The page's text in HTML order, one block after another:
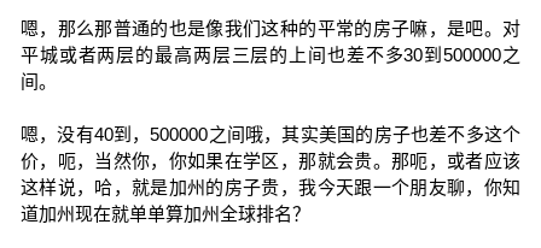
嗯，那么那普通的也是像我们这种的平常的房子嘛，是吧。对
平城或者两层的最高两层三层的上间也差不多30到500000之
间。
嗯，没有40到，500000之间哦，其实美国的房子也差不多这个
价，呃，当然你，你如果在学区，那就会贵。那呃，或者应该
这样说，哈，就是加州的房子贵，我今天跟一个朋友聊，你知
道加州现在就单单算加州全球排名？